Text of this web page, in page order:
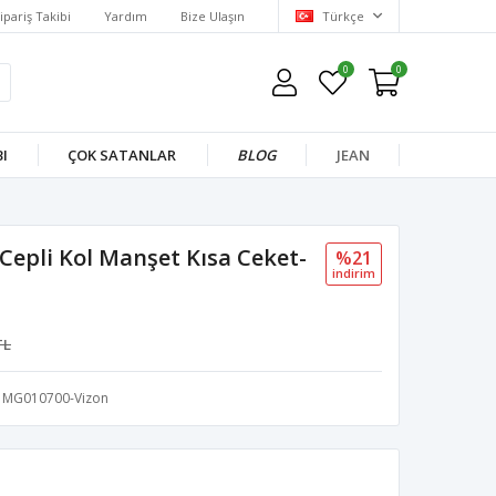
Takibi Yardım Bize Ulaşın Türkçe
0 0
ÇOK SATANLAR BLOG JEAN
Kol Manşet Kısa Ceket-
%21
i̇ndi̇ri̇m
MG010700-Vizon